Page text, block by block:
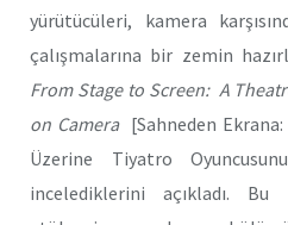
yürütücüleri, kamera
çalışmalarına bir zemin
From Stage to Screen: A
on Camera [Sahneden
Üzerine Tiyatro
incelediklerini açıkladı.